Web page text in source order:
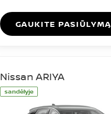
GAUKITE PASIŪLYMĄ
sandėlyje
Nissan ARIYA